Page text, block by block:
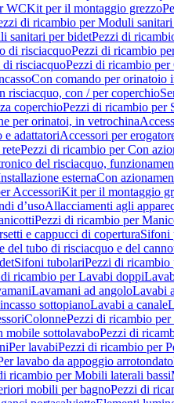
WCKit per il montaggio grezzo
di ricambio per Moduli sanitari
sanitari per bidetPezzi di
di risciacquoPezzi di ricambio
di risciacquoPezzi di ricambio
Con comando per orinatoio
risciacquo, con / per coperchio
coperchioPezzi di ricambio per
per orinatoi, in vetrochina
adattatoriAccessori per
Pezzi di ricambio per Con
del risciacquo,
esternaCon
AccessoriKit per il montaggio
d’usoAllacciamenti agli
Pezzi di ricambio per
e cappucci di coperturaSifoni
del tubo di risciacquo e del
Sifoni tubolariPezzi di
ricambio per Lavabi doppi
Lavamani ad angoloLavabi
sottopianoLavabi a canale
ColonnePezzi di ricambio
mobile sottolavaboPezzi di
Per lavabiPezzi di ricambio per
lavabo da appoggio arrotondato
ricambio per Mobili laterali bassi
mobili per bagnoPezzi di